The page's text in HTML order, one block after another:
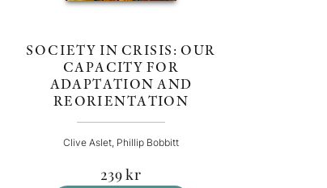
SOCIETY IN CRISIS: OUR
CAPACITY FOR
ADAPTATION AND
REORIENTATION
Clive Aslet, Phillip Bobbitt
239kr